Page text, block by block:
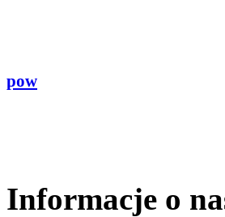
pow
Informacje o